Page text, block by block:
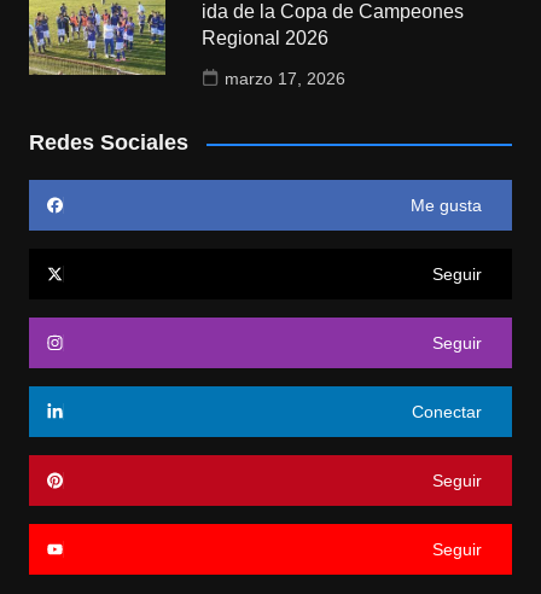
ida de la Copa de Campeones
Regional 2026
marzo 17, 2026
Redes Sociales
Me gusta
Seguir
Seguir
Conectar
Seguir
Seguir